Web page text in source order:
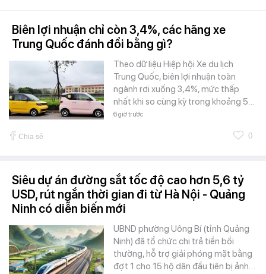
Biên lợi nhuận chỉ còn 3,4%, các hãng xe
Trung Quốc đánh đổi bằng gì?
Theo dữ liệu Hiệp hội Xe du lịch
Trung Quốc, biên lợi nhuận toàn
ngành rơi xuống 3,4%, mức thấp
nhất khi so cùng kỳ trong khoảng 5…
6 giờ trước
Chia sẻ 0
Siêu dự án đường sắt tốc độ cao hơn 5,6 tỷ
USD, rút ngắn thời gian đi từ Hà Nội - Quảng
Ninh có diễn biến mới
UBND phường Uông Bí (tỉnh Quảng
Ninh) đã tổ chức chi trả tiền bồi
thường, hỗ trợ giải phóng mặt bằng
đợt 1 cho 15 hộ dân đầu tiên bị ảnh…